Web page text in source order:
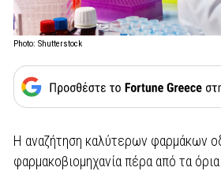
Photo: Shutterstock
Η αναζήτηση καλύτερων φαρμάκων
φαρμακοβιομηχανία πέρα από τα